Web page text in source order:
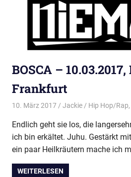
BOSCA –
Frankfurt
10. März 2017 Jackie Hip Hop/Rap,
Endlich geht sie los, die
ich bin erkältet. Juhu. Gestärkt
ein paar Heilkräutern mache ich
WEITERLESEN